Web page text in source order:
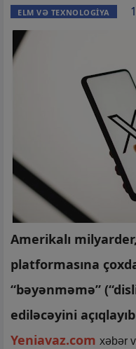
ELM VƏ TEXNOLOGİYA
Amerikalı
platformasına
“bəyənməmə”
ediləcəyini
Yeniavaz.com xəbər